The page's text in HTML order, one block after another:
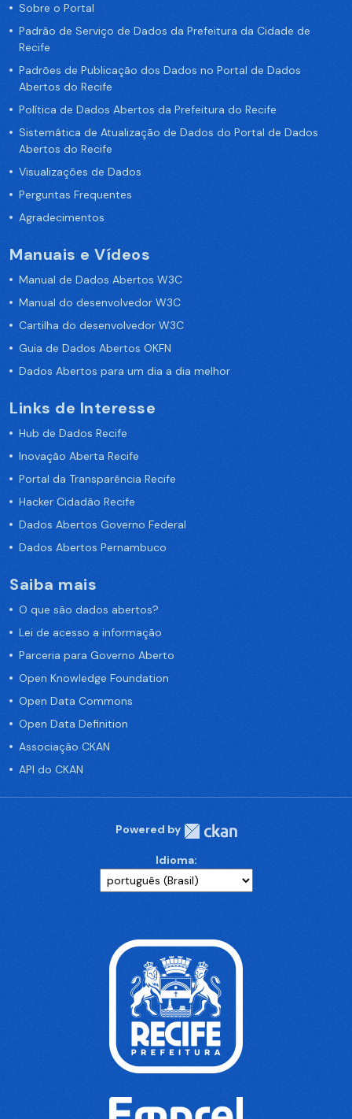
Sobre o Portal
Padrão de Serviço de Dados da Prefeitura da Cidade de
Recife
Padrões de Publicação dos Dados no Portal de Dados
Abertos do Recife
Política de Dados Abertos da Prefeitura do Recife
Sistemática de Atualização de Dados do Portal de Dados
Abertos do Recife
Visualizações de Dados
Perguntas Frequentes
Agradecimentos
Manuais e Vídeos
Manual de Dados Abertos W3C
Manual do desenvolvedor W3C
Cartilha do desenvolvedor W3C
Guia de Dados Abertos OKFN
Dados Abertos para um dia a dia melhor
Links de Interesse
Hub de Dados Recife
Inovação Aberta Recife
Portal da Transparência Recife
Hacker Cidadão Recife
Dados Abertos Governo Federal
Dados Abertos Pernambuco
Saiba mais
O que são dados abertos?
Lei de acesso a informação
Parceria para Governo Aberto
Open Knowledge Foundation
Open Data Commons
Open Data Definition
Associação CKAN
API do CKAN
Powered by
Idioma